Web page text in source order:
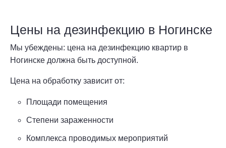
Цены на дезинфекцию в Ногинске
Мы убеждены: цена на дезинфекцию квартир в
Ногинске должна быть доступной.
Цена на обработку зависит от:
Площади помещения
Степени зараженности
Комплекса проводимых мероприятий